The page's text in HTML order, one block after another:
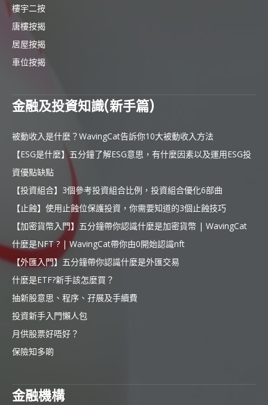
樓宇二按
唐樓按揭
居屋按揭
車位按揭
金融及投資知識(新手篇)
被動收入是什麼？WavingCat告訴你10大被動收入方法
【ESG是什麼】五分鐘了解ESG意思，有什麼因素以及運用ESG投
資優點缺點
【投資組合】3個參考投資組合比例，投資組合優化6部曲
【止蝕】使用止蝕位保護投資，你需要知道的3個止蝕技巧
【加密貨幣入門】五分鐘帶你認識什麼是加密貨幣 | WavingCat
什麼是NFT ? | WavingCat帶你由0開始認識nft
【外匯入門】五分鐘帶你認識什麼是外匯交易
什麼是ETF?新手該怎麼買？
抽新股意思、程序、孖展及手續費
投資新手入門懶人包
月供股票好唔好？
保險知多啲
金融機構